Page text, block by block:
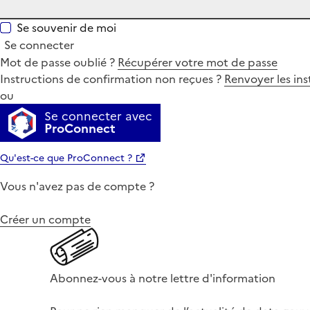
Se souvenir de moi
Se connecter
Mot de passe oublié ? Récupérer votre mot de passe
Instructions de confirmation non reçues ? Renvoyer les
ou
Se connecter avec
ProConnect
Qu'est-ce que ProConnect ?
Vous n'avez pas de compte ?
Créer un compte
Abonnez-vous à notre lettre d'information